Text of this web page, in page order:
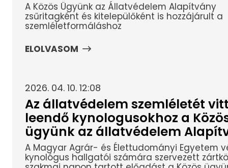
A Közös Ügyünk az Állatvédelem Alapítvány
zsűritagként és kitelepülőként is hozzájárult a
szemléletformáláshoz
ELOLVASOM
2026. 04. 10. 12:08
Az állatvédelem szemléletét
leendő kynologusokhoz a
ügyünk az állatvédelem
A Magyar Agrár- és Élettudományi Egyetem
kynológus hallgatói számára szervezett